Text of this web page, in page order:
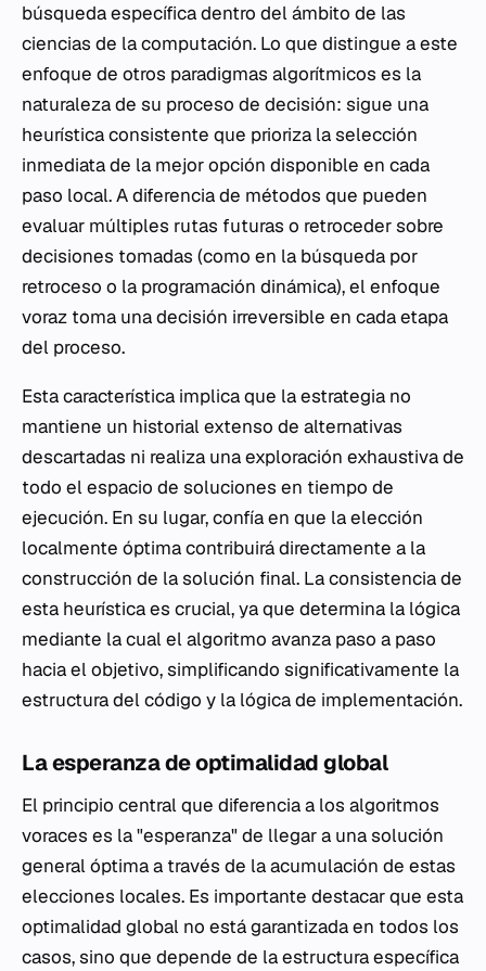
búsqueda específica dentro del ámbito de las
ciencias de la computación. Lo que distingue a este
enfoque de otros paradigmas algorítmicos es la
naturaleza de su proceso de decisión: sigue una
heurística consistente que prioriza la selección
inmediata de la mejor opción disponible en cada
paso local. A diferencia de métodos que pueden
evaluar múltiples rutas futuras o retroceder sobre
decisiones tomadas (como en la búsqueda por
retroceso o la programación dinámica), el enfoque
voraz toma una decisión irreversible en cada etapa
del proceso.
Esta característica implica que la estrategia no
mantiene un historial extenso de alternativas
descartadas ni realiza una exploración exhaustiva de
todo el espacio de soluciones en tiempo de
ejecución. En su lugar, confía en que la elección
localmente óptima contribuirá directamente a la
construcción de la solución final. La consistencia de
esta heurística es crucial, ya que determina la lógica
mediante la cual el algoritmo avanza paso a paso
hacia el objetivo, simplificando significativamente la
estructura del código y la lógica de implementación.
La esperanza de optimalidad global
El principio central que diferencia a los algoritmos
voraces es la "esperanza" de llegar a una solución
general óptima a través de la acumulación de estas
elecciones locales. Es importante destacar que esta
optimalidad global no está garantizada en todos los
casos, sino que depende de la estructura específica